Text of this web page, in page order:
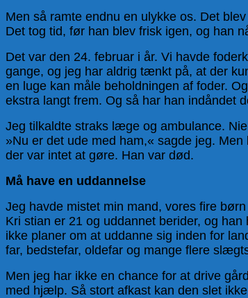
Men så ramte endnu en ulykke os. Det
Det tog tid, før han blev frisk igen, og han
Det var den 24. februar i år. Vi havde
gange, og jeg har aldrig tænkt på, at der
en luge kan måle beholdningen af foder.
ekstra langt frem. Og så har han indåndet
Jeg tilkaldte straks læge og ambulance.
»Nu er det ude med ham,« sagde jeg.
der var intet at gøre. Han var død.
Må have en uddannelse
Jeg havde mistet min mand, vores fire
Kri stian er 21 og uddannet berider, og
ikke planer om at uddanne sig inden for
far, bedstefar, oldefar og mange flere
Men jeg har ikke en chance for at drive
med hjælp. Så stort afkast kan den slet